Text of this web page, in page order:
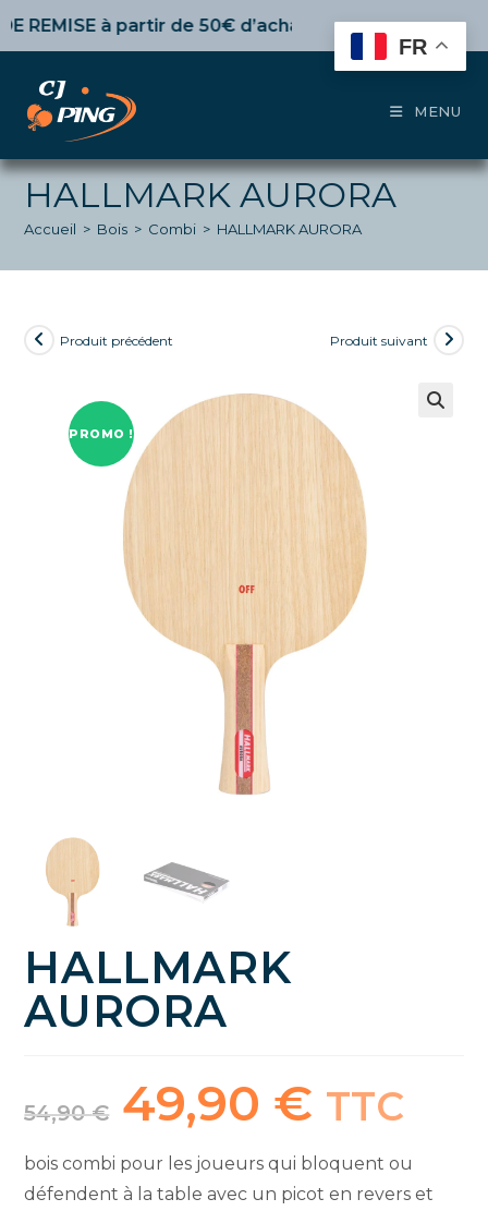
à partir de 50€ d’achat,10% dès 100€,15%pour
MENU
HALLMARK AURORA
Accueil > Bois > Combi > HALLMARK AURORA
PROMO !
Produit précédent Produit suivant
HALLMARK
AURORA
54,90€
Le
prix
initial
49,90 € prix
TTC
bois combi pour les joueurs qui bloquent ou
défendent à la table avec un picot en revers et
FR